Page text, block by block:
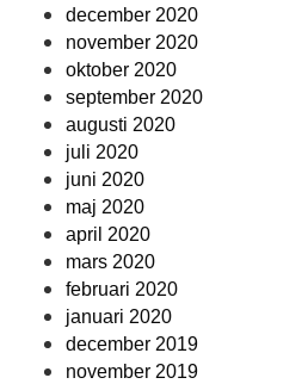
december 2020
november 2020
oktober 2020
september 2020
augusti 2020
juli 2020
juni 2020
maj 2020
april 2020
mars 2020
februari 2020
januari 2020
december 2019
november 2019